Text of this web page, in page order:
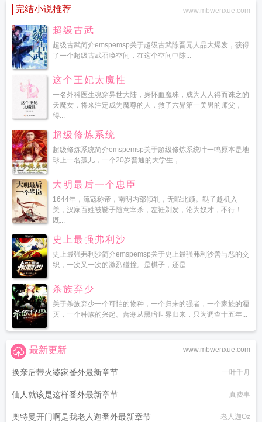
完结小说推荐 www.mbwenxue.com
超级古武
超级古武简介emspemsp关于超级古武陈晋元人品大爆发，获得
了一个超级古武召唤空间，在这个空间中陈...
这个王妃太魔性
一名外科医生魂穿异世大陆，身怀血魔珠，成为人人得而诛之的
天魔女，将来注定成为魔尊的人，救了六界第一美男的师父，
得...
超级修炼系统
超级修炼系统简介emspemsp关于超级修炼系统叶一鸣原本是地
球上一名孤儿，一个20岁普通的大学生，...
大明最后一个忠臣
1644年，流寇称帝，南明内部倾轧，无暇北顾。鞑子趁机入
关，汉家百姓被鞑子随意宰杀，左衽剃发，沦为奴才，不行！
既...
史上最强弗利沙
史上最强弗利沙简介emspemsp关于史上最强弗利沙善与恶的交
织，一次又一次的激烈碰撞。是棋子，还是...
杀族弃少
关于杀族弃少一个可怕的物种，一个归来的强者，一个家族的湮
灭，一个种族的兴起。萧寒从黑暗世界归来，只为调查十五年...
www.mbwenxue.com
最新更新
换亲后带火婆家番外最新章节 一叶千舟
仙人就该是这样番外最新章节 真费事
奥特曼开门啊是我老人迦番外最新章节 老人迦Oz